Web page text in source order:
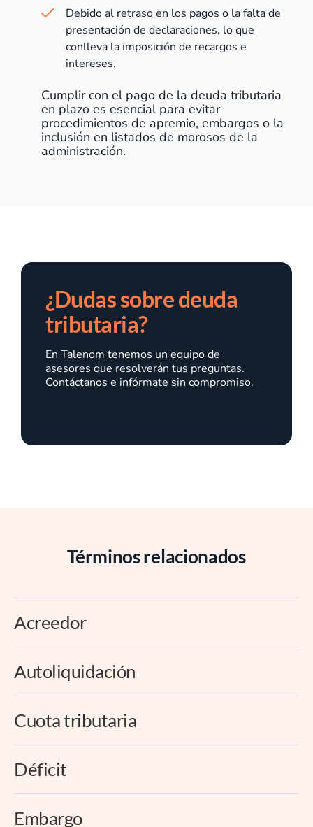
Debido al retraso en los pagos o la falta de
presentación de declaraciones, lo que
conlleva la imposición de recargos e
intereses.
Cumplir con el pago de la deuda tributaria
en plazo es esencial para evitar
procedimientos de apremio, embargos o la
inclusión en listados de morosos de la
administración.
¿Dudas sobre deuda
tributaria?
En Talenom tenemos un equipo de
asesores que resolverán tus preguntas.
Contáctanos e infórmate sin compromiso.
Términos relacionados
Acreedor
Autoliquidación
Cuota tributaria
Déficit
Embargo